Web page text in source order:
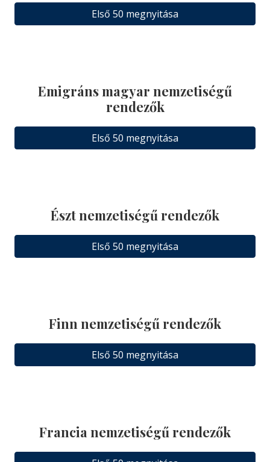
Első 50 megnyitása
Emigráns magyar nemzetiségű
rendezők
Első 50 megnyitása
Észt nemzetiségű rendezők
Első 50 megnyitása
Finn nemzetiségű rendezők
Első 50 megnyitása
Francia nemzetiségű rendezők